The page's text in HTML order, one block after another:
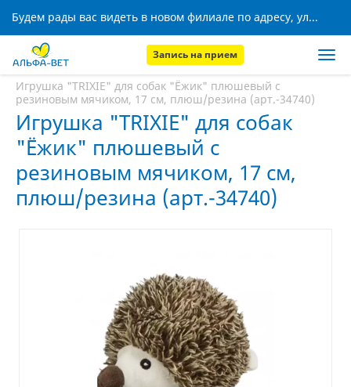
Будем рады вас видеть в новом филиале по адресу, ул. Кижеватова, 8!
Запись на прием
Главная
Игрушка "TRIXIE" для собак "Ёжик" плюшевый с
резиновым мячиком, 17 см, плюш/резина (арт.-34740)
Игрушка "TRIXIE" для собак
"Ёжик" плюшевый с
резиновым мячиком, 17 см,
плюш/резина (арт.-34740)